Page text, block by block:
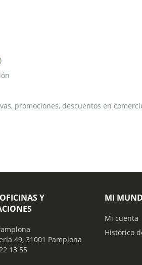
)
promociones, descuentos en
Y
49, 31001 Pamplona
13 55
MI
Mi cuenta
Histórico